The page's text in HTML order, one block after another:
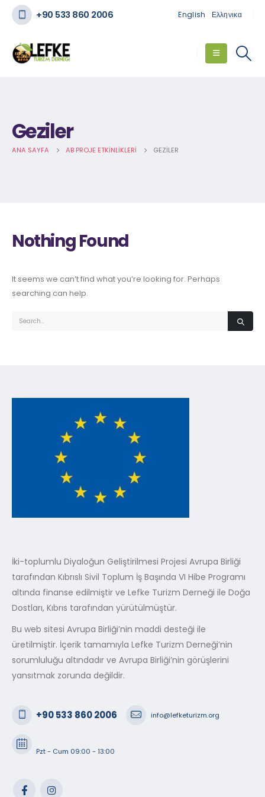
+90 533 860 2006 English Ελληνικα
Geziler
ANA SAYFA AB PROJE ETKINLIKLERI GEZILER
Nothing Found
It seems we can’t find what you’re looking for. Perhaps
searching can help.
İki-toplumlu Diyaloğun Geliştirilmesi Projesi Avrupa Birliği
tarafından Kıbrıslı Sivil Toplum İş Başında VI Hibe Programı
altında finanse edilmiştir ve Lefke Turizm Derneği ile Doğa
Dostları, Kıbrıs tarafından yürütülmüştür.
Bu web sitesi Avrupa Birliği’nin maddi desteği ile
üretilmiştir. İçerik tamamıyla Lefke Turizm Derneği’nin
sorumluluğu altındadır ve Avrupa Birliği’nin görüşlerini
yansıtmak zorunda değildir.
+90 533 860 2006 info@lefketurizm.org
Pzt - Cum 09:00 - 13:00